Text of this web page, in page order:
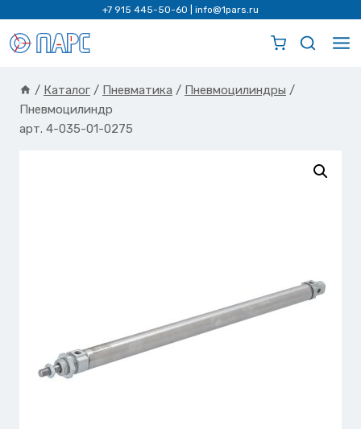
содержимому
+7 915 445-50-60 info@1pars.ru
/ Каталог / Пневматика / Пневмоцилиндры /
Пневмоцилиндр
арт. 4-035-01-0275